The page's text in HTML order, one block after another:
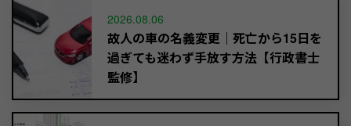
2026.08.06
故人の車の名義変更｜死亡から15日を
過ぎても迷わず手放す方法【行政書士
監修】